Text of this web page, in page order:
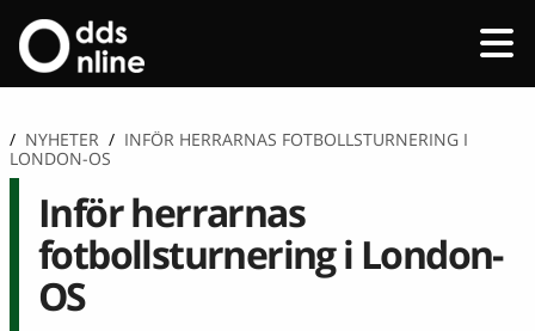
/ NYHETER / INFÖR HERRARNAS FOTBOLLSTURNERING I
LONDON-OS
Inför herrarnas
fotbollsturnering i London-
OS